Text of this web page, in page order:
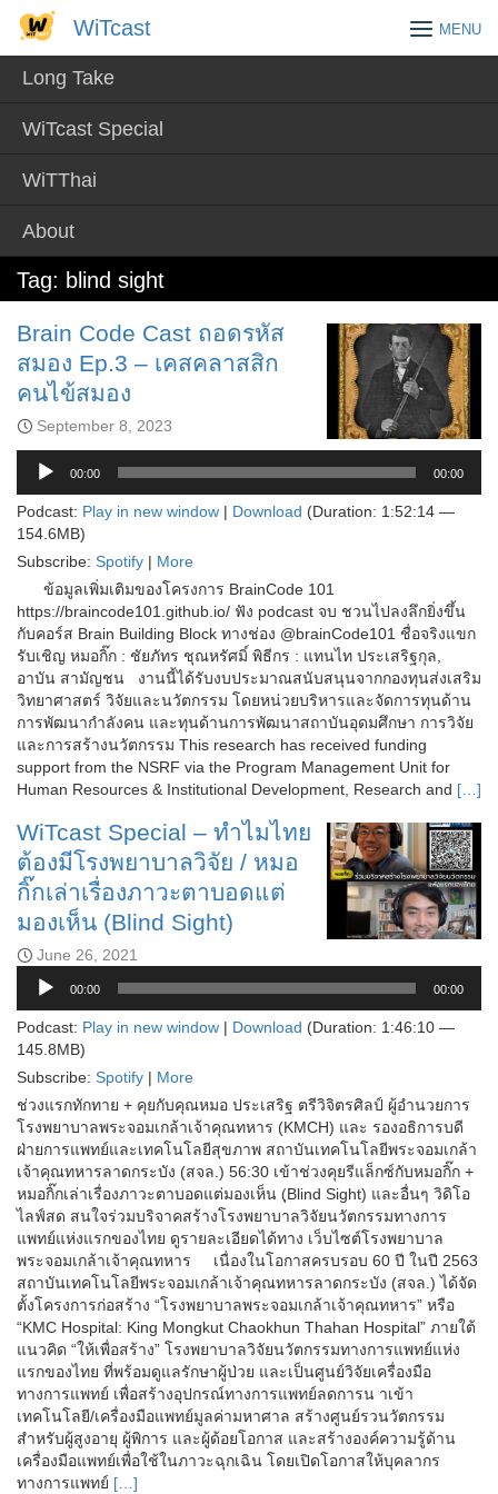
Skip
content
WiTcast
Long Take
WiTcast Special
WiTThai
About
WiTcast MENU
Tag: blind sight
Brain Code Cast ถอดรหัส
สมอง Ep.3 – เคสคลาสสิก
คนไข้สมอง
September 8, 2023
Audio
Player
00:00 00:00
Podcast: Play in new window | Download (Duration: 1:52:14 —
154.6MB)
Subscribe: Spotify | More
ข้อมูลเพิ่มเติมของโครงการ BrainCode 101
https://braincode101.github.io/ ฟัง podcast จบ ชวนไปลงลึกยิ่งขึ้น
กับคอร์ส Brain Building Block ทางช่อง @brainCode101 ชื่อจริงแขก
รับเชิญ หมอกิ๊ก : ชัยภัทร ชุณหรัศมิ์ พิธีกร : แทนไท ประเสริฐกุล,
อาบัน สามัญชน งานนี้ได้รับงบประมาณสนับสนุนจากกองทุนส่งเสริม
วิทยาศาสตร์ วิจัยและนวัตกรรม โดยหน่วยบริหารและจัดการทุนด้าน
การพัฒนากำลังคน และทุนด้านการพัฒนาสถาบันอุดมศึกษา การวิจัย
และการสร้างนวัตกรรม This research has received funding
support from the NSRF via the Program Management Unit for
Human Resources & Institutional Development, Research and […]
WiTcast Special – ทำไมไทย
ต้องมีโรงพยาบาลวิจัย / หมอ
กิ๊กเล่าเรื่องภาวะตาบอดแต่
มองเห็น (Blind Sight)
June 26, 2021
Audio
Player
00:00 00:00
Podcast: Play in new window | Download (Duration: 1:46:10 —
145.8MB)
Subscribe: Spotify | More
ช่วงแรกทักทาย + คุยกับคุณหมอ ประเสริฐ ตรีวิจิตรศิลป์ ผู้อำนวยการ
โรงพยาบาลพระจอมเกล้าเจ้าคุณทหาร (KMCH) และ รองอธิการบดี
ฝ่ายการแพทย์และเทคโนโลยีสุขภาพ สถาบันเทคโนโลยีพระจอมเกล้า
เจ้าคุณทหารลาดกระบัง (สจล.) 56:30 เข้าช่วงคุยรีแล็กซ์กับหมอกิ๊ก +
หมอกิ๊กเล่าเรื่องภาวะตาบอดแต่มองเห็น (ฺBlind Sight) และอื่นๆ วิดิโอ
ไลฟ์สด สนใจร่วมบริจาคสร้างโรงพยาบาลวิจัยนวัตกรรมทางการ
แพทย์แห่งแรกของไทย ดูรายละเอียดได้ทาง เว็บไซต์โรงพยาบาล
พระจอมเกล้าเจ้าคุณทหาร เนื่องในโอกาสครบรอบ 60 ปี ในปี 2563
สถาบันเทคโนโลยีพระจอมเกล้าเจ้าคุณทหารลาดกระบัง (สจล.) ได้จัด
ตั้งโครงการก่อสร้าง “โรงพยาบาลพระจอมเกล้าเจ้าคุณทหาร” หรือ
“KMC Hospital: King Mongkut Chaokhun Thahan Hospital” ภายใต้
แนวคิด “ให้เพื่อสร้าง” โรงพยาบาลวิจัยนวัตกรรมทางการแพทย์แห่ง
แรกของไทย ที่พร้อมดูแลรักษาผู้ป่วย และเป็นศูนย์วิจัยเครื่องมือ
ทางการแพทย์ เพื่อสร้างอุปกรณ์ทางการแพทย์ลดการน าเข้า
เทคโนโลยี/เครื่องมือแพทย์มูลค่ามหาศาล สร้างศูนย์รวนวัตกรรม
สำหรับผู้สูงอายุ ผู้พิการ และผู้ด้อยโอกาส และสร้างองค์ความรู้ด้าน
เครื่องมือแพทย์เพื่อใช้ในภาวะฉุกเฉิน โดยเปิดโอกาสให้บุคลากร
ทางการแพทย์ […]